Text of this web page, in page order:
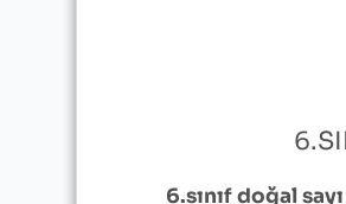
6.sınıf doğal